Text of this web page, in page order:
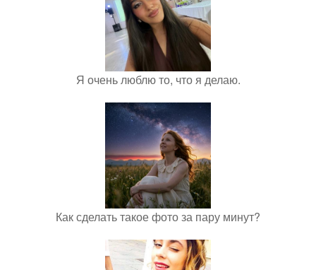
Я очень люблю то, что я делаю.
Как сделать такое фото за пару минут?